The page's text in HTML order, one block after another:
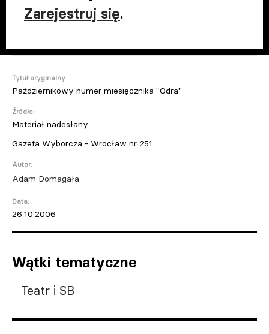
Zarejestruj się.
Tytuł oryginalny
Październikowy numer miesięcznika "Odra"
Źródło:
Materiał nadesłany
Gazeta Wyborcza - Wrocław nr 251
Autor:
Adam Domagała
Data:
26.10.2006
Wątki tematyczne
Teatr i SB